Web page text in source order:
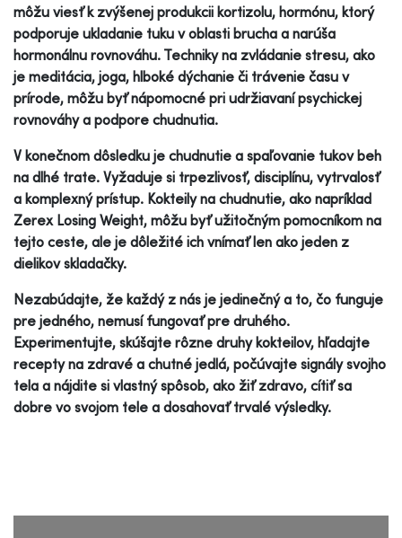
môžu viesť k zvýšenej produkcii kortizolu, hormónu, ktorý
podporuje ukladanie tuku v oblasti brucha a narúša
hormonálnu rovnováhu. Techniky na zvládanie stresu, ako
je meditácia, joga, hlboké dýchanie či trávenie času v
prírode, môžu byť nápomocné pri udržiavaní psychickej
rovnováhy a podpore chudnutia.
V konečnom dôsledku je chudnutie a spaľovanie tukov beh
na dlhé trate. Vyžaduje si trpezlivosť, disciplínu, vytrvalosť
a komplexný prístup. Kokteily na chudnutie, ako napríklad
Zerex Losing Weight, môžu byť užitočným pomocníkom na
tejto ceste, ale je dôležité ich vnímať len ako jeden z
dielikov skladačky.
Nezabúdajte, že každý z nás je jedinečný a to, čo funguje
pre jedného, nemusí fungovať pre druhého.
Experimentujte, skúšajte rôzne druhy kokteilov, hľadajte
recepty na zdravé a chutné jedlá, počúvajte signály svojho
tela a nájdite si vlastný spôsob, ako žiť zdravo, cítiť sa
dobre vo svojom tele a dosahovať trvalé výsledky.